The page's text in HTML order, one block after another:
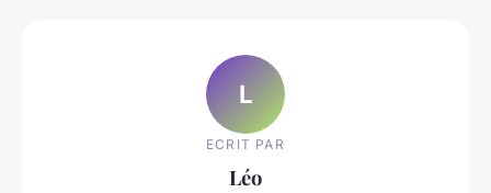
L
ECRIT PAR
Léo